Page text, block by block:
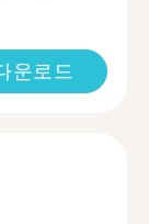
운로드